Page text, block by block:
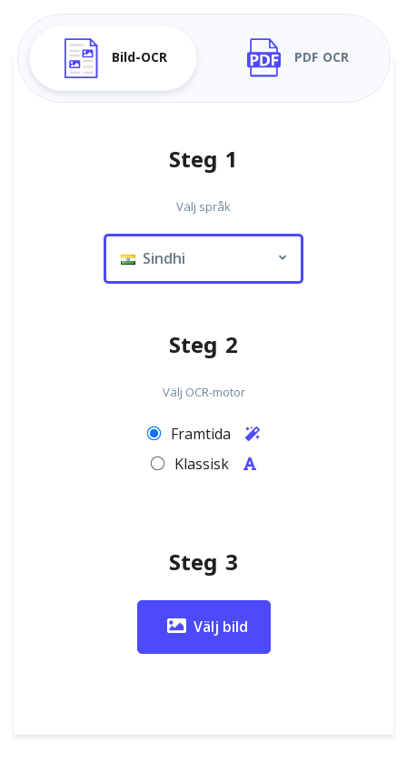
Bild-OCR PDF OCR
Steg 1
Välj språk
Sindhi
Steg 2
Välj OCR-motor
Framtida
Klassisk
Steg 3
Välj bild